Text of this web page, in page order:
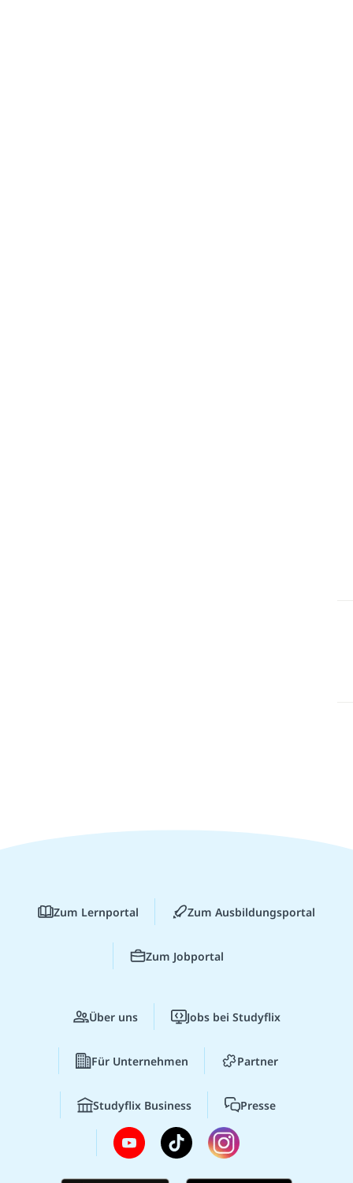
Zum Lernportal Zum Ausbildungsportal
Zum Jobportal
Über uns Jobs bei Studyflix
Für Unternehmen Partner
Studyflix Business Presse